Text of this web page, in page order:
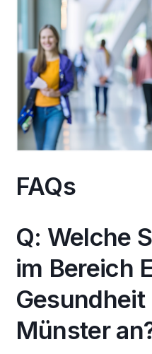
FAQs
Q: Welche
im Bereich
Münster